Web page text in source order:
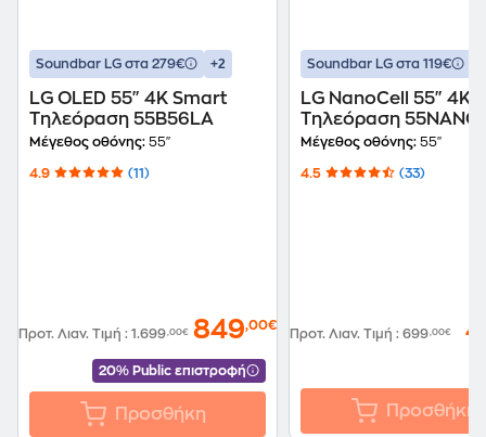
Soundbar LG στα 279€ +2
LG OLED 55" 4K Smart
Τηλεόραση 55B56LA
Μέγεθος οθόνης: 55"
4.9 (11)
Προτ. Λιαν. Τιμή : 1.699,00€ 849,00€
20% Public επιστροφή
Προσθήκη
Soundbar LG στα 119€
LG NanoCell 55" 4K
Τηλεόραση
Μέγεθος οθόνης: 55"
4.5 (33)
Προτ. Λιαν. Τιμή : 699,00€
Προσθήκη